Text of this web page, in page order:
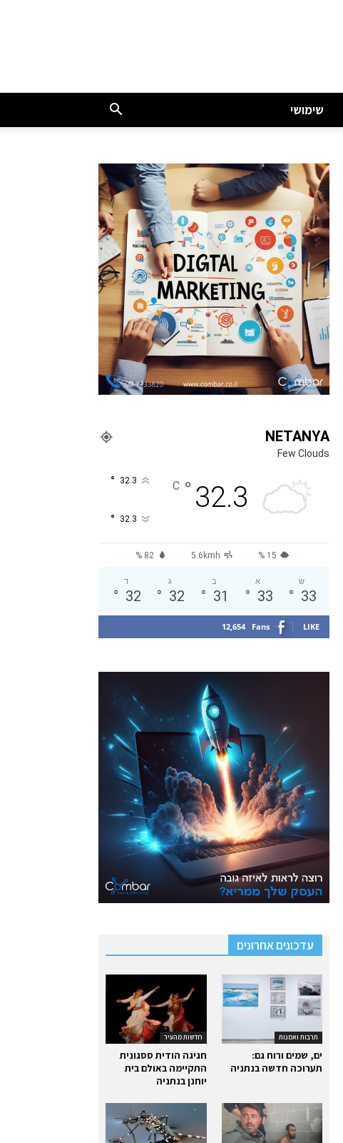
שימושי
NETANYA
Few Clouds
32.3
°
C
32.3
°
32.3
°
82 % 5.6kmh 15 %
ש
33
°
א
33
°
ב
31
°
ג
32
°
ד
32
°
12,654 Fans LIKE
עדכונים אחרונים
חדשות מהעיר
חגיגה הודית ססגונית
התקיימה באולם בית
יוחנן בנתניה
תרבות ואמנות
ים, שמים ורוח גם:
תערוכה חדשה בנתניה